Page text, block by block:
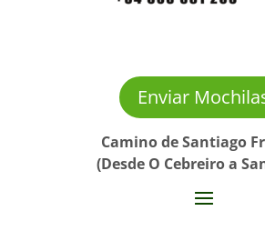
Enviar
Camino de Santiago
(Desde O Cebreiro a